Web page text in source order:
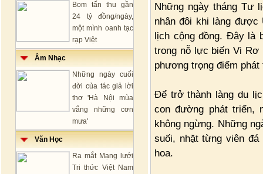
Bom tấn thu gần
24 tỷ đồng/ngày,
một mình oanh tạc
rạp Việt
Âm Nhạc
Những ngày cuối
đời của tác giả lời
thơ 'Hà Nội mùa
vắng những cơn
mưa'
Văn Học
Ra mắt Mạng lưới
Tri thức Việt Nam
Những ngày tháng Tư
nhân đôi khi làng được
lịch cộng đồng. Đây là
trong nỗ lực biến Vi Rơ
phương trọng điểm
Để trở thành làng du
con đường phát triển,
không ngừng. Những
suối, nhặt từng viên
hoa.